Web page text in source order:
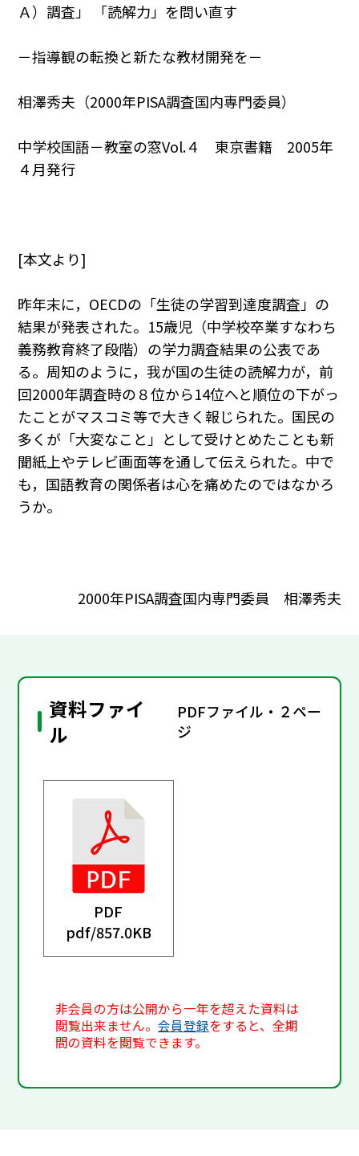
Ａ）調査」 「読解力」を問い直す
－指導観の転換と新たな教材開発を－
相澤秀夫（2000年PISA調査国内専門委員）
中学校国語－教室の窓Vol.４ 東京書籍 2005年
４月発行
[本文より]
昨年末に，OECDの「生徒の学習到達度調査」の
結果が発表された。15歳児（中学校卒業すなわち
義務教育終了段階）の学力調査結果の公表であ
る。周知のように，我が国の生徒の読解力が，前
回2000年調査時の８位から14位へと順位の下がっ
たことがマスコミ等で大きく報じられた。国民の
多くが「大変なこと」として受けとめたことも新
聞紙上やテレビ画面等を通して伝えられた。中で
も，国語教育の関係者は心を痛めたのではなかろ
うか。
2000年PISA調査国内専門委員 相澤秀夫
資料ファイ
ル
PDFファイル・２ペー
ジ
PDF
pdf/857.0KB
非会員の方は公開から一年を超えた資料は
閲覧出来ません。会員登録をすると、全期
間の資料を閲覧できます。